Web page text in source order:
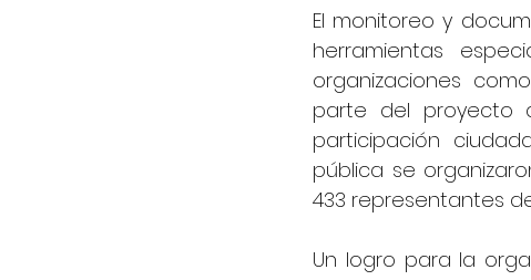
El monitoreo y
herramientas
organizaciones como
parte del proyecto
participación
pública se
433 representantes
Un logro para la